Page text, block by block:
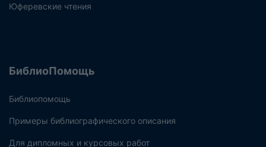
Юферевские чтения
БиблиоПомощь
Библиопомощь
Примеры библиографического описания
Для дипломных и курсовых работ